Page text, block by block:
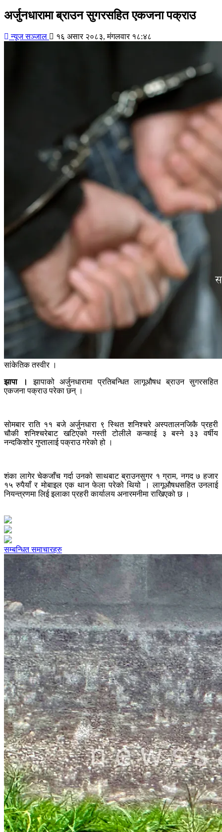
अर्जुनधारामा ब्राउन सुगरसहित एकजना पक्राउ
न्यूज सञ्जाल १६ असार २०८३, मंगलवार १८:४८
सांकेतिक तस्वीर ।
झापा ।
झापाको अर्जुनधारामा प्रतिबन्धित लागूऔषध ब्राउन सुगरसहित
एकजना पक्राउ परेका छन् ।
सोमबार राति ११ बजे अर्जुनधारा ९ स्थित शनिश्चरे अस्पतालनजिकै प्रहरी
चौकी शनिश्चरेबाट खटिएको गस्ती टोलीले कन्काई ३ बस्ने ३३ वर्षीय
नन्दकिशोर गुप्तालाई पक्राउ गरेको हो ।
शंका लागेर चेकजाँच गर्दा उनको साथबाट ब्राउनसुगर १ ग्राम, नगद ७ हजार
१५ रुपैयाँ र मोबाइल एक थान फेला परेको थियो । लागूऔषधसहित उनलाई
नियन्त्रणमा लिई इलाका प्रहरी कार्यालय अनारमनीमा राखिएको छ ।
सम्बन्धित समाचारहरु